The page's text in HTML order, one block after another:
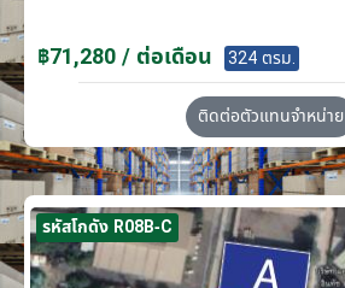
฿71,280 / ต่อเดือน 324 ตรม.
ติดต่อตัวแทนจำหน่าย
รหัสโกดัง R08B-C